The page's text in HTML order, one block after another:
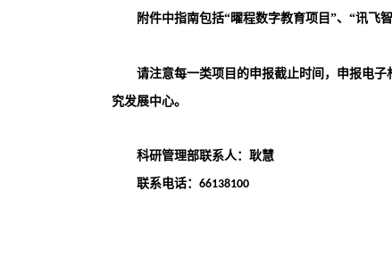
附件中指南包括“曜程数字教育项目”、“讯飞
请注意每一类项目的申报截止时间，申报电子
究发展中心。
科研管理部联系人： 耿慧
联系电话： 66138100